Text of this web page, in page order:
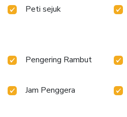
Peti sejuk
Pengering Rambut
Jam Penggera